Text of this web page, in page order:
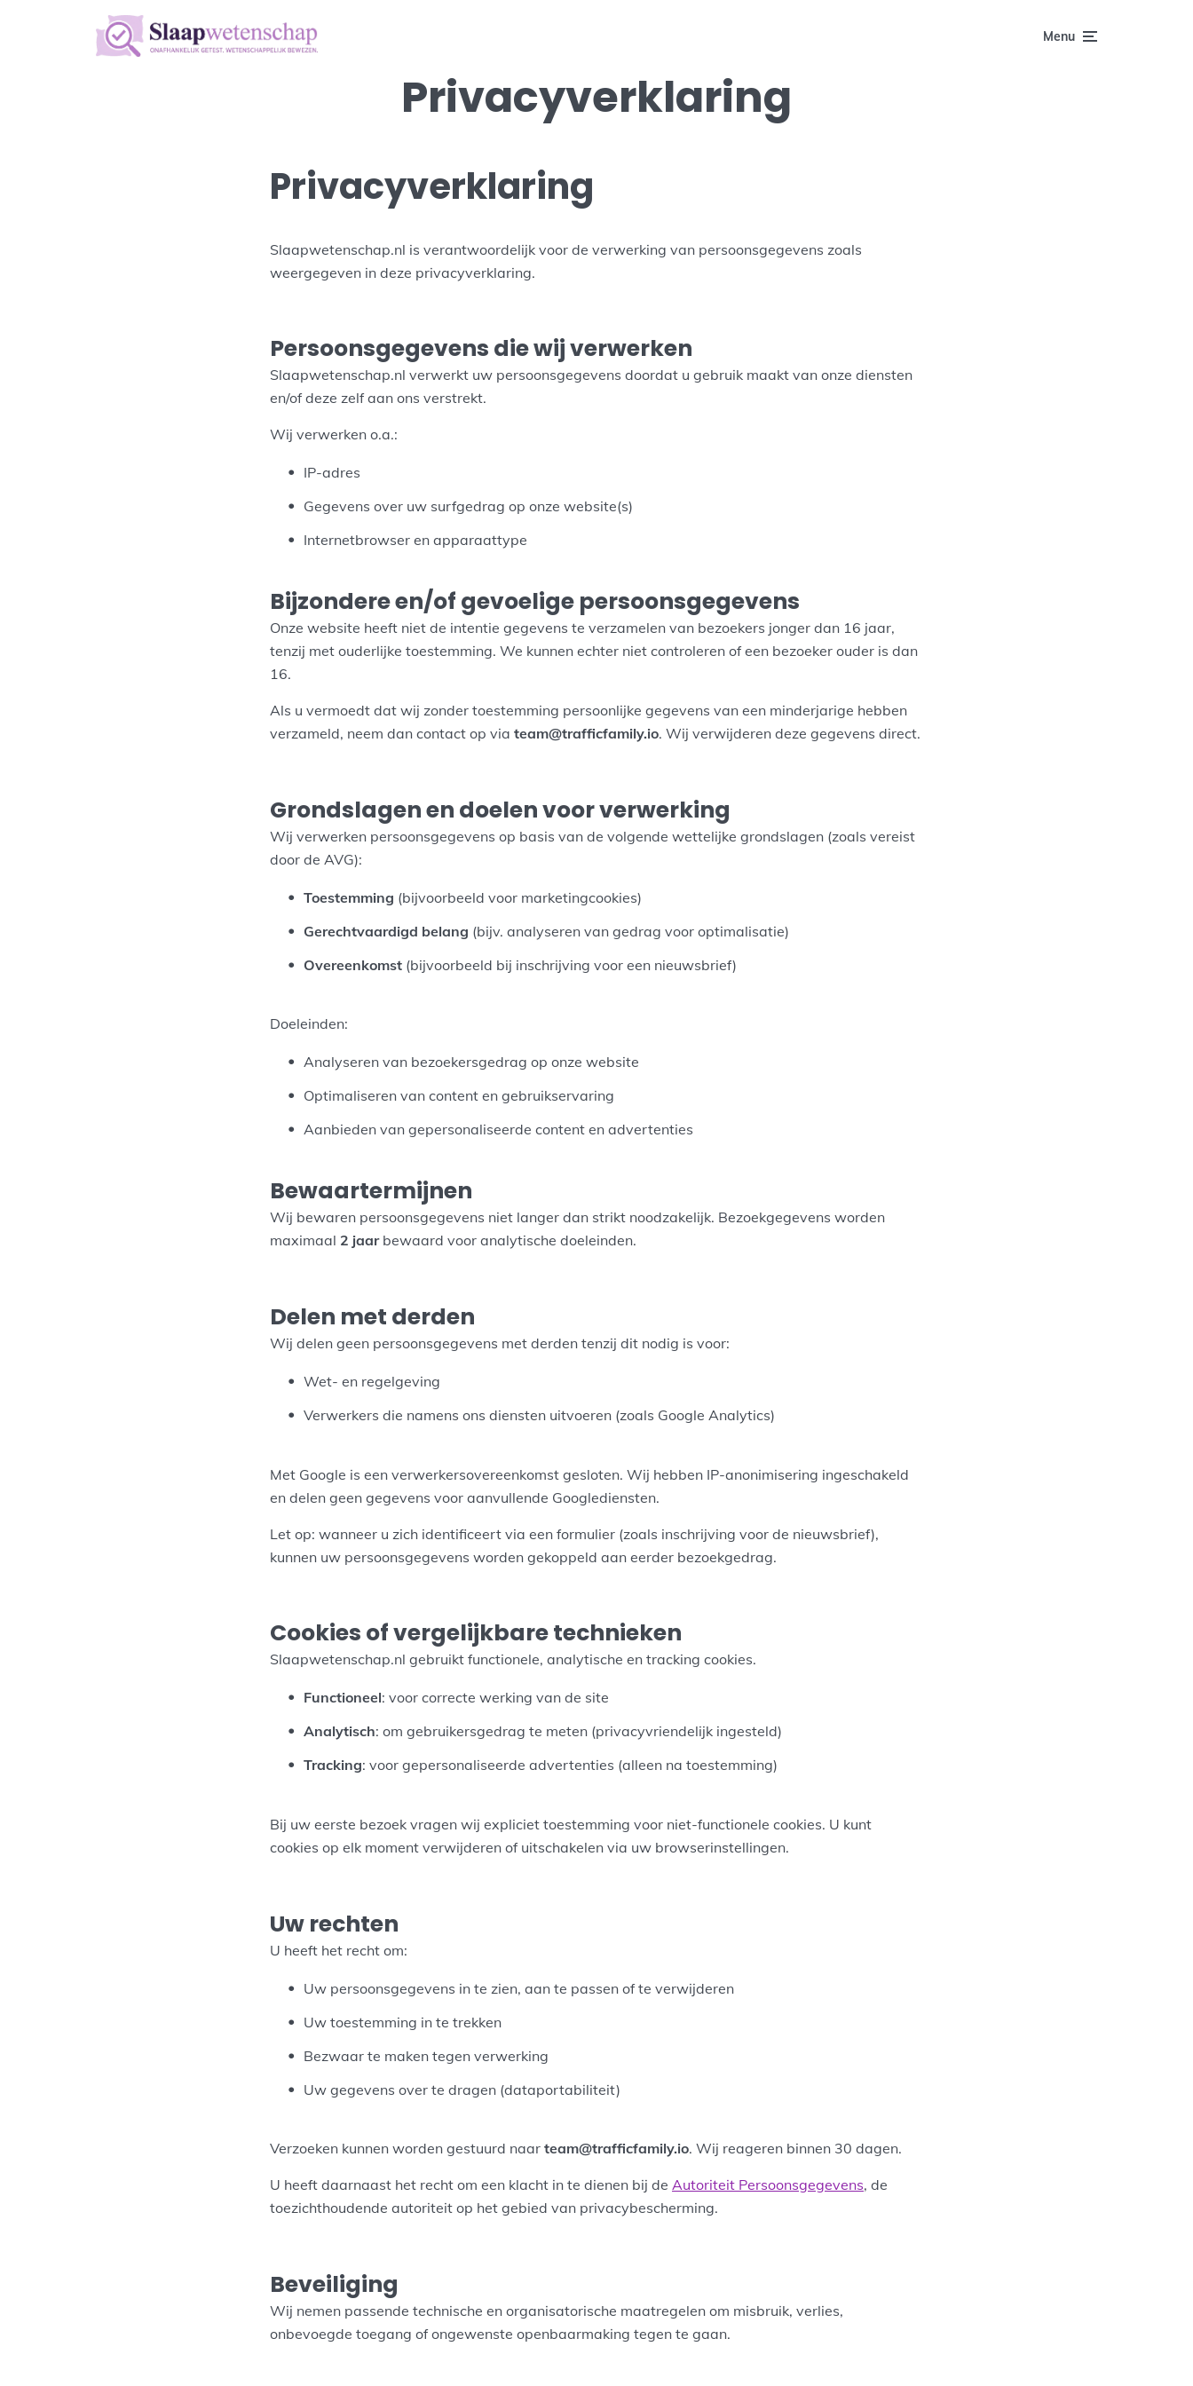
Menu
Privacyverklaring
Privacyverklaring
Slaapwetenschap.nl is verantwoordelijk voor de verwerking van persoonsgegevens zoals
weergegeven in deze privacyverklaring.
Persoonsgegevens die wij verwerken
Slaapwetenschap.nl verwerkt uw persoonsgegevens doordat u gebruik maakt van onze diensten
en/of deze zelf aan ons verstrekt.
Wij verwerken o.a.:
IP-adres
Gegevens over uw surfgedrag op onze website(s)
Internetbrowser en apparaattype
Bijzondere en/of gevoelige persoonsgegevens
Onze website heeft niet de intentie gegevens te verzamelen van bezoekers jonger dan 16 jaar,
tenzij met ouderlijke toestemming. We kunnen echter niet controleren of een bezoeker ouder is dan
16.
Als u vermoedt dat wij zonder toestemming persoonlijke gegevens van een minderjarige hebben
verzameld, neem dan contact op via team@trafficfamily.io. Wij verwijderen deze gegevens direct.
Grondslagen en doelen voor verwerking
Wij verwerken persoonsgegevens op basis van de volgende wettelijke grondslagen (zoals vereist
door de AVG):
Toestemming (bijvoorbeeld voor marketingcookies)
Gerechtvaardigd belang (bijv. analyseren van gedrag voor optimalisatie)
Overeenkomst (bijvoorbeeld bij inschrijving voor een nieuwsbrief)
Doeleinden:
Analyseren van bezoekersgedrag op onze website
Optimaliseren van content en gebruikservaring
Aanbieden van gepersonaliseerde content en advertenties
Bewaartermijnen
Wij bewaren persoonsgegevens niet langer dan strikt noodzakelijk. Bezoekgegevens worden
maximaal 2 jaarbewaard voor analytische doeleinden.
Delen met derden
Wij delen geen persoonsgegevens met derden tenzij dit nodig is voor:
Wet- en regelgeving
Verwerkers die namens ons diensten uitvoeren (zoals Google Analytics)
Met Google is een verwerkersovereenkomst gesloten. Wij hebben IP-anonimisering ingeschakeld
en delen geen gegevens voor aanvullende Googlediensten.
Let op: wanneer u zich identificeert via een formulier (zoals inschrijving voor de nieuwsbrief),
kunnen uw persoonsgegevens worden gekoppeld aan eerder bezoekgedrag.
Cookies of vergelijkbare technieken
Slaapwetenschap.nl gebruikt functionele, analytische en tracking cookies.
Functioneel: voor correcte werking van de site
Analytisch: om gebruikersgedrag te meten (privacyvriendelijk ingesteld)
Tracking: voor gepersonaliseerde advertenties (alleen na toestemming)
Bij uw eerste bezoek vragen wij expliciet toestemming voor niet-functionele cookies. U kunt
cookies op elk moment verwijderen of uitschakelen via uw browserinstellingen.
Uw rechten
U heeft het recht om:
Uw persoonsgegevens in te zien, aan te passen of te verwijderen
Uw toestemming in te trekken
Bezwaar te maken tegen verwerking
Uw gegevens over te dragen (dataportabiliteit)
Verzoeken kunnen worden gestuurd naar team@trafficfamily.io. Wij reageren binnen 30 dagen.
U heeft daarnaast het recht om een klacht in te dienen bij de Autoriteit Persoonsgegevens, de
toezichthoudende autoriteit op het gebied van privacybescherming.
Beveiliging
Wij nemen passende technische en organisatorische maatregelen om misbruik, verlies,
onbevoegde toegang of ongewenste openbaarmaking tegen te gaan.